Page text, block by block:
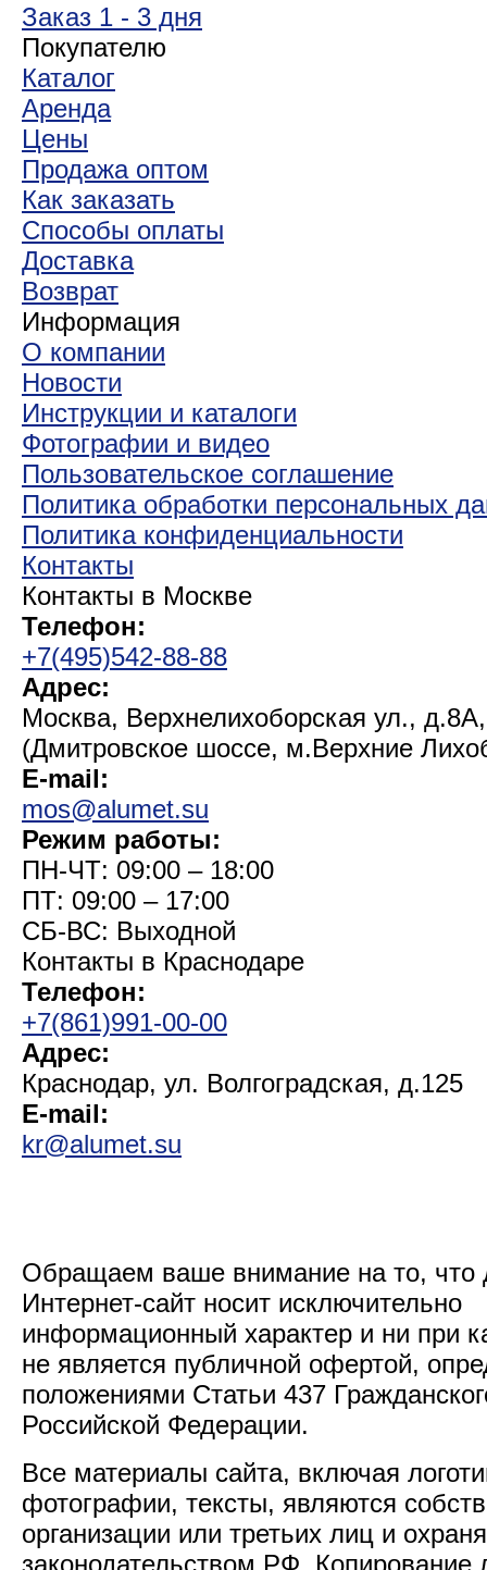
Заказ 1 - 3 дня
Покупателю
Каталог
Аренда
Цены
Продажа оптом
Как заказать
Способы оплаты
Доставка
Возврат
Информация
О компании
Новости
Инструкции и каталоги
Фотографии и видео
Пользовательское соглашение
Политика обработки персональных
Политика конфиденциальности
Контакты
Контакты в Москве
Телефон:
+7(495)542-88-88
Адрес:
Москва, Верхнелихоборская ул.,
(Дмитровское шоссе, м.Верхние
E-mail:
mos@alumet.su
Режим работы:
ПН-ЧТ: 09:00 – 18:00
ПТ: 09:00 – 17:00
СБ-ВС: Выходной
Контакты в Краснодаре
Телефон:
+7(861)991-00-00
Адрес:
Краснодар, ул. Волгоградская, д.125
E-mail:
kr@alumet.su
Обращаем ваше внимание на то, что
Интернет-сайт носит исключительно
информационный характер и ни при
не является публичной офертой,
положениями Статьи 437
Российской Федерации.
Все материалы сайта, включая
фотографии, тексты, являются
организации или третьих лиц и